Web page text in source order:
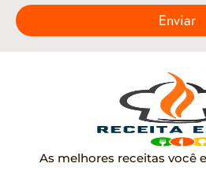
Enviar
As melhores receitas você